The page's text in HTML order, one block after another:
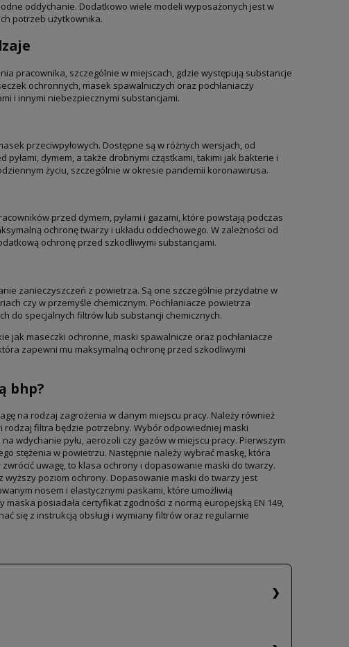
oddychanie. Dodatkowo wiele modeli wyposażonych jest w
potrzeb użytkownika.
pracownika, szczególnie w miejscach, gdzie występują substancje
ochronnych, masek spawalniczych oraz pochłaniaczy
i innymi niebezpiecznymi substancjami.
przeciwpyłowych. Dostępne są w różnych wersjach, od
dymem, a także drobnymi cząstkami, takimi jak bakterie i
życiu, szczególnie w okresie pandemii koronawirusa.
przed dymem, pyłami i gazami, które powstają podczas
ochronę twarzy i układu oddechowego. W zależności od
ochronę przed szkodliwymi substancjami.
zanieczyszczeń z powietrza. Są one szczególnie przydatne w
czy w przemyśle chemicznym. Pochłaniacze powietrza
do specjalnych filtrów lub substancji chemicznych.
jak maseczki ochronne, maski spawalnicze oraz pochłaniacze
zapewni mu maksymalną ochronę przed szkodliwymi
bhp?
na rodzaj zagrożenia w danym miejscu pracy. Należy również
filtra będzie potrzebny. Wybór odpowiedniej maski
wdychanie pyłu, aerozoli czy gazów w miejscu pracy. Pierwszym
stężenia w powietrzu. Następnie należy wybrać maskę, która
uwagę, to klasa ochrony i dopasowanie maski do twarzy.
wyższy poziom ochrony. Dopasowanie maski do twarzy jest
nosem i elastycznymi paskami, które umożliwią
posiadała certyfikat zgodności z normą europejską EN 149,
się z instrukcją obsługi i wymiany filtrów oraz regularnie